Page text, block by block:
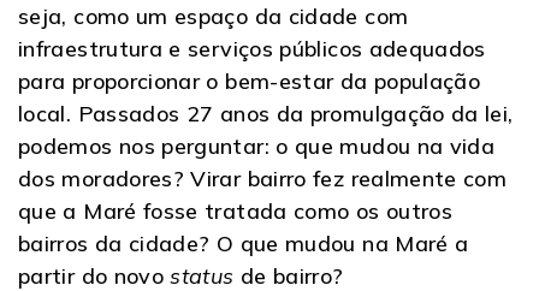
seja, como um espaço da cidade com
infraestrutura e serviços públicos adequados
para proporcionar o bem-estar da população
local. Passados 27 anos da promulgação da lei,
podemos nos perguntar: o que mudou na vida
dos moradores? Virar bairro fez realmente com
que a Maré fosse tratada como os outros
bairros da cidade? O que mudou na Maré a
partir do novostatus de bairro?